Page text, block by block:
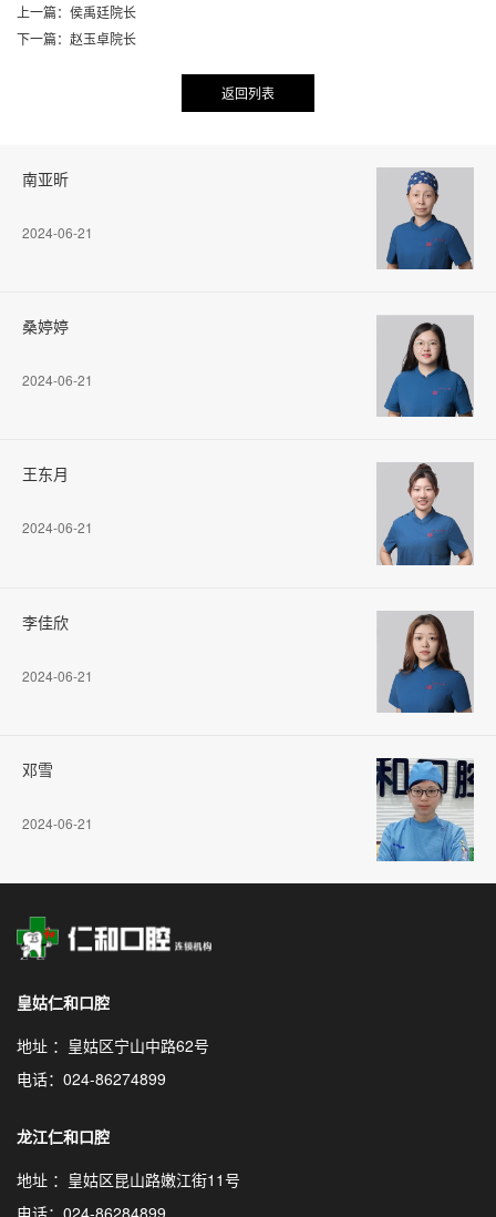
上一篇：侯禹廷院长
下一篇：赵玉卓院长
返回列表
南亚昕
2024-06-21
桑婷婷
2024-06-21
王东月
2024-06-21
李佳欣
2024-06-21
邓雪
2024-06-21
皇姑仁和口腔
地址 ：皇姑区宁山中路62号
电话：024-86274899
龙江仁和口腔
地址 ：皇姑区昆山路嫩江街11号
电话：024-86284899